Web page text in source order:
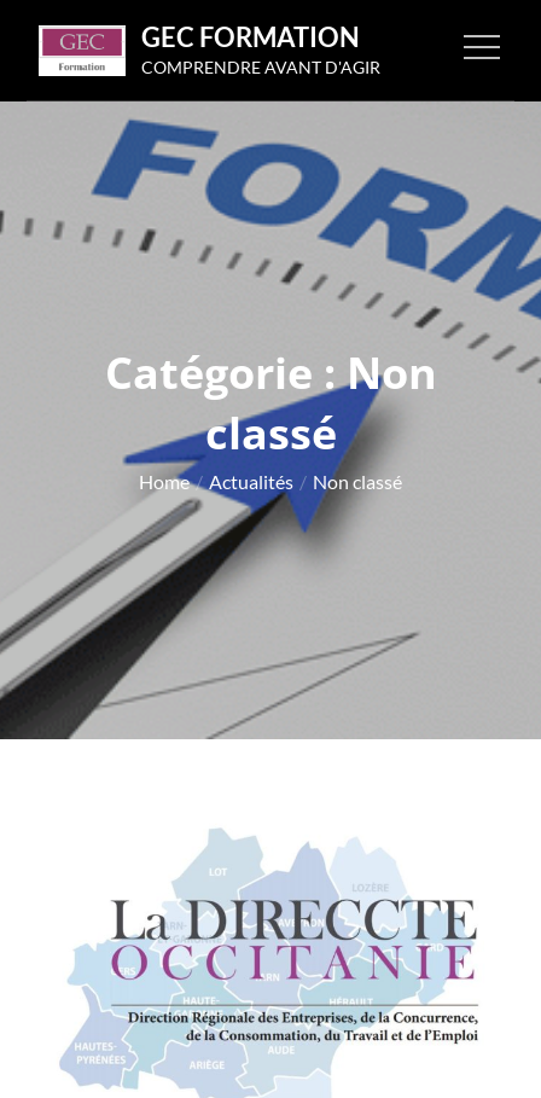
content
GEC FORMATION
COMPRENDRE AVANT D'AGIR
Catégorie :Non
classé
Home Actualités Non classé